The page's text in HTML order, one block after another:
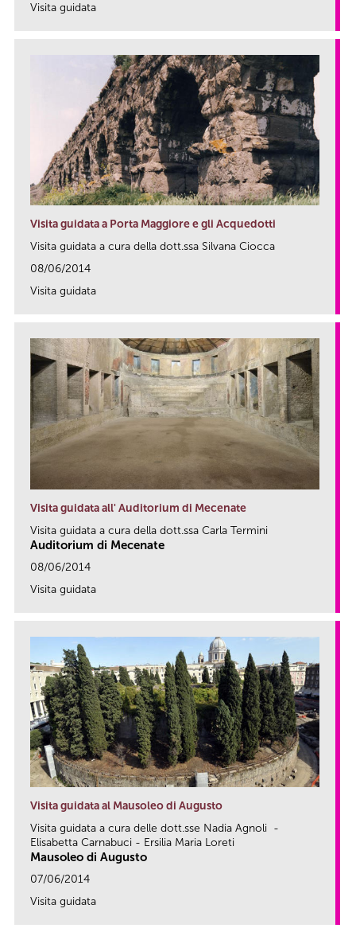
Visita guidata
Visita guidata a Porta Maggiore e gli Acquedotti
Visita guidata a cura della dott.ssa Silvana Ciocca
08/06/2014
Visita guidata
Visita guidata all' Auditorium di Mecenate
Visita guidata a cura della dott.ssa Carla Termini
Auditorium di Mecenate
08/06/2014
Visita guidata
Visita guidata al Mausoleo di Augusto
Visita guidata a cura delle dott.sse Nadia Agnoli -
Elisabetta Carnabuci - Ersilia Maria Loreti
Mausoleo di Augusto
07/06/2014
Visita guidata